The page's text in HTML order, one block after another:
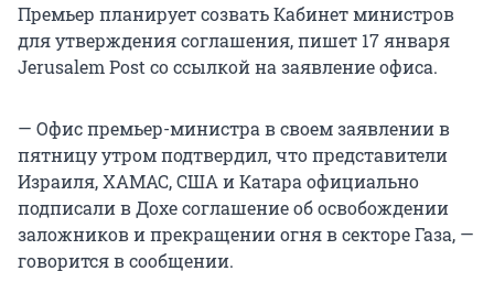
Премьер планирует созвать Кабинет министров
для утверждения соглашения, пишет 17 января
Jerusalem Post со ссылкой на заявление офиса.
— Офис премьер-министра в своем заявлении в
пятницу утром подтвердил, что представители
Израиля, ХАМАС, США и Катара официально
подписали в Дохе соглашение об освобождении
заложников и прекращении огня в секторе Газа, —
говорится в сообщении.